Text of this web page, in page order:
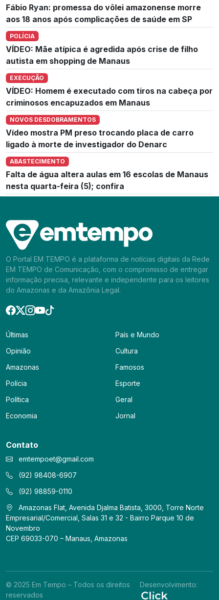
Fábio Ryan: promessa do vôlei amazonense morre
aos 18 anos após complicações de saúde em SP
POLÍCIA
VÍDEO: Mãe atípica é agredida após crise de filho
autista em shopping de Manaus
EXECUÇÃO
VÍDEO: Homem é executado com tiros na cabeça por
criminosos encapuzados em Manaus
NOVOS DESDOBRAMENTOS
Vídeo mostra PM preso trocando placa de carro
ligado à morte de investigador do Denarc
ABASTECIMENTO
Falta de água altera aulas em 16 escolas de Manaus
nesta quarta-feira (5); confira
O Portal EM TEMPO é a plataforma de notícias digitais da Rede
EM TEMPO de Comunicação, com o compromisso de entregar
informação precisa, relevante e independente para os leitores
do Amazonas e da Amazônia Legal.
Últimas
Opinião
Amazonas
Polícia
Política
Economia
País e Mundo
Cultura
Famosos
Esporte
Geral
Jornal
Contato
emtempoet@gmail.com
(92) 98408-6907
(92) 98859-0110
Amazonas Flat, Avenida Djalma Batista, 3000, Torre Norte
Empresarial/Comercial, Salas 31 e 32 - Bairro Parque 10 de
Novembro
CEP 69033-070 – Manaus, Amazonas
© 2025 Em Tempo – Todos os direitos
reservados
Desenvolvimento: